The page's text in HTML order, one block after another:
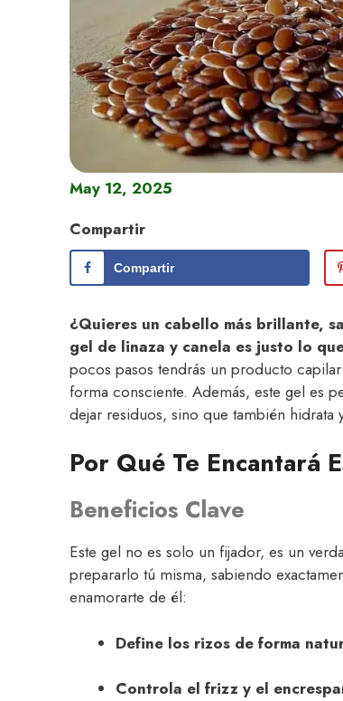
May 12, 2025
Compartir
Compartir
¿Quieres un cabello más brillante,
gel de linaza y canela es justo lo
pocos pasos tendrás un producto
forma consciente. Además, este gel es
dejar residuos, sino que también hidrata
Por Qué Te Encantará
Beneficios Clave
Este gel no es solo un fijador, es un
prepararlo tú misma, sabiendo
enamorarte de él:
Define los rizos de forma
Controla el frizz y el